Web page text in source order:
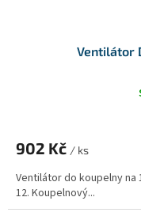
Ventilátor
902 Kč / ks
Ventilátor do koupelny na
12. Koupelnový...